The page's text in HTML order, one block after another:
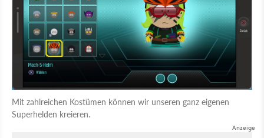
Mit zahlreichen Kostümen können wir unseren ganz eigenen
Superhelden kreieren.